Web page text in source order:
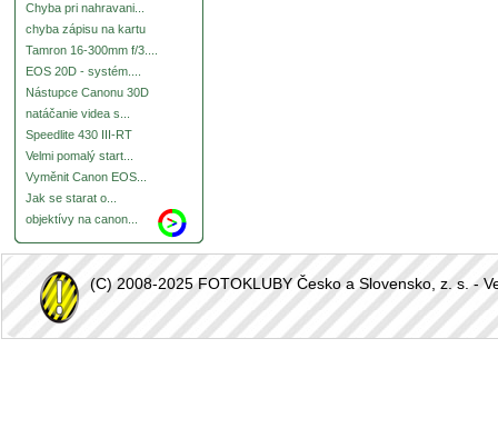
Chyba pri nahravani...
chyba zápisu na kartu
Tamron 16-300mm f/3....
EOS 20D - systém....
Nástupce Canonu 30D
natáčanie videa s...
Speedlite 430 III-RT
Velmi pomalý start...
Vyměnit Canon EOS...
Jak se starat o...
objektívy na canon...
(C) 2008-2025 FOTOKLUBY Česko a Slovensko, z. s. -